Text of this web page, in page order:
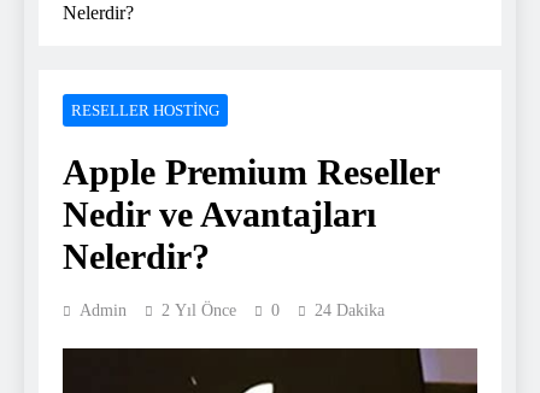
Nelerdir?
RESELLER HOSTING
Apple Premium Reseller
Nedir ve Avantajları
Nelerdir?
Admin 2 Yıl Önce 0 24 Dakika